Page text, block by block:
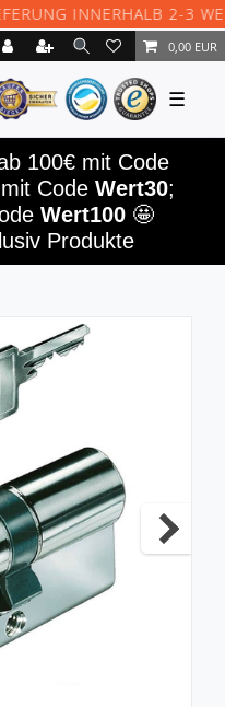
INNERHALB 2-3
0,00 EUR
☰
100€ mit Code
Code Wert30;
Wert100 🤩
Produkte